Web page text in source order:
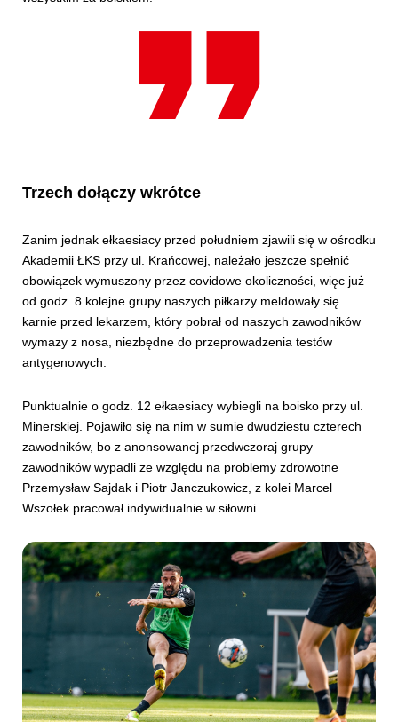
Trzech dołączy wkrótce
Zanim jednak ełkaesiacy przed południem zjawili się w ośrodku
Akademii ŁKS przy ul. Krańcowej, należało jeszcze spełnić
obowiązek wymuszony przez covidowe okoliczności, więc już
od godz. 8 kolejne grupy naszych piłkarzy meldowały się
karnie przed lekarzem, który pobrał od naszych zawodników
wymazy z nosa, niezbędne do przeprowadzenia testów
antygenowych.
Punktualnie o godz. 12 ełkaesiacy wybiegli na boisko przy ul.
Minerskiej. Pojawiło się na nim w sumie dwudziestu czterech
zawodników, bo z anonsowanej przedwczoraj grupy
zawodników wypadli ze względu na problemy zdrowotne
Przemysław Sajdak i Piotr Janczukowicz, z kolei Marcel
Wszołek pracował indywidualnie w siłowni.